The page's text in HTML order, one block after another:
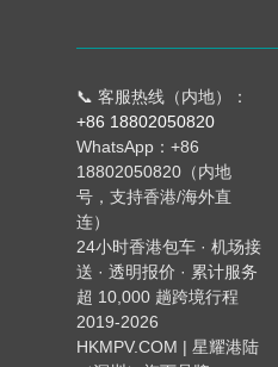
📞 客服热线（内地）：
+86 18802050820
WhatsApp：+86
18802050820（内地
号，支持香港/海外直
连）
24小时香港包车 · 机场接
送 · 透明报价 · 累计服务
超 10,000 趟跨境行程
2019-2026
HKMPV.COM | 星耀港陆